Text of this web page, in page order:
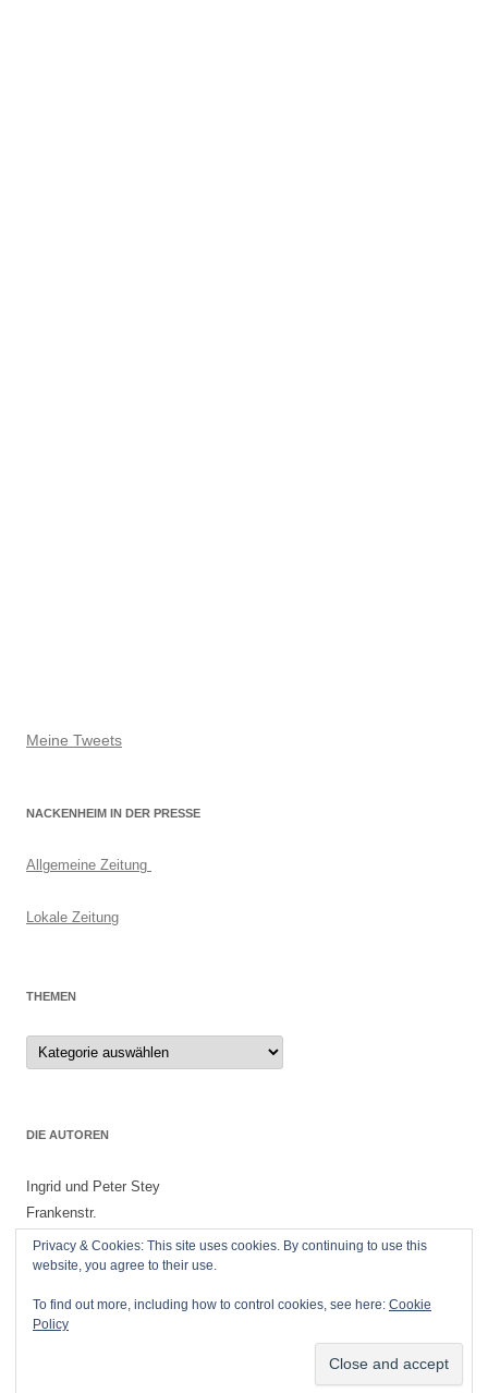
Meine Tweets
NACKENHEIM IN DER PRESSE
Allgemeine Zeitung
Lokale Zeitung
THEMEN
Themen
DIE AUTOREN
Ingrid und Peter Stey
Frankenstr.
55299 Nackenheim
Stolz präsentiert von WordPress
Privacy & Cookies: This site uses cookies. By continuing to use this
website, you agree to their use.
To find out more, including how to control cookies, see here: Cookie
Policy